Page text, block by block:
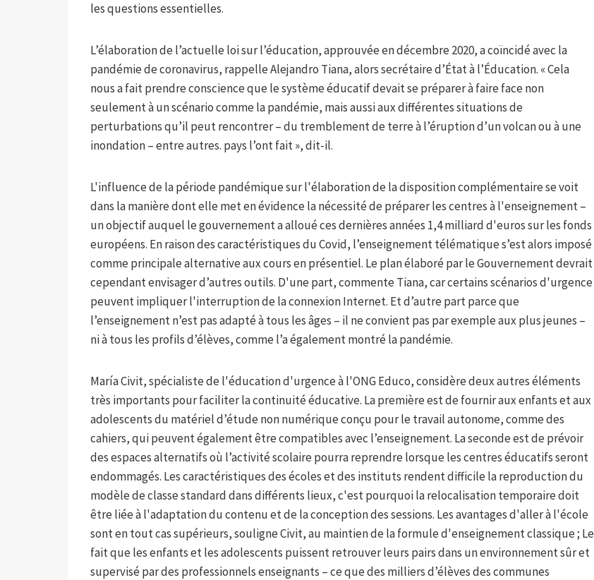
les questions essentielles.
L’élaboration de l’actuelle loi sur l’éducation, approuvée en décembre 2020, a coïncidé avec la
pandémie de coronavirus, rappelle Alejandro Tiana, alors secrétaire d’État à l’Éducation. « Cela
nous a fait prendre conscience que le système éducatif devait se préparer à faire face non
seulement à un scénario comme la pandémie, mais aussi aux différentes situations de
perturbations qu’il peut rencontrer – du tremblement de terre à l’éruption d’un volcan ou à une
inondation – entre autres. pays l’ont fait », dit-il.
L'influence de la période pandémique sur l'élaboration de la disposition complémentaire se voit
dans la manière dont elle met en évidence la nécessité de préparer les centres à l'enseignement –
un objectif auquel le gouvernement a alloué ces dernières années 1,4 milliard d'euros sur les fonds
européens. En raison des caractéristiques du Covid, l’enseignement télématique s’est alors imposé
comme principale alternative aux cours en présentiel. Le plan élaboré par le Gouvernement devrait
cependant envisager d’autres outils. D'une part, commente Tiana, car certains scénarios d'urgence
peuvent impliquer l'interruption de la connexion Internet. Et d’autre part parce que
l’enseignement n’est pas adapté à tous les âges – il ne convient pas par exemple aux plus jeunes –
ni à tous les profils d’élèves, comme l’a également montré la pandémie.
María Civit, spécialiste de l'éducation d'urgence à l'ONG Educo, considère deux autres éléments
très importants pour faciliter la continuité éducative. La première est de fournir aux enfants et aux
adolescents du matériel d’étude non numérique conçu pour le travail autonome, comme des
cahiers, qui peuvent également être compatibles avec l’enseignement. La seconde est de prévoir
des espaces alternatifs où l’activité scolaire pourra reprendre lorsque les centres éducatifs seront
endommagés. Les caractéristiques des écoles et des instituts rendent difficile la reproduction du
modèle de classe standard dans différents lieux, c'est pourquoi la relocalisation temporaire doit
être liée à l'adaptation du contenu et de la conception des sessions. Les avantages d'aller à l'école
sont en tout cas supérieurs, souligne Civit, au maintien de la formule d'enseignement classique ; Le
fait que les enfants et les adolescents puissent retrouver leurs pairs dans un environnement sûr et
supervisé par des professionnels enseignants – ce que des milliers d’élèves des communes